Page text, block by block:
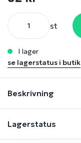
st
i lager
se lagerstatus i butik
Beskrivning
Lagerstatus